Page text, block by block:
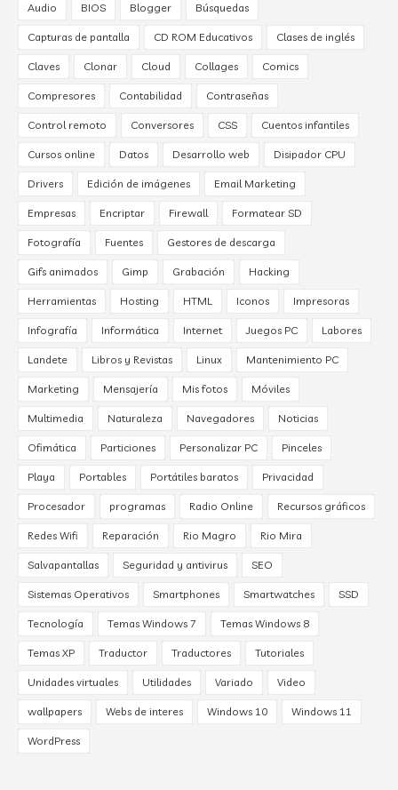
Audio BIOS Blogger Búsquedas
Capturas de pantalla CD ROM Educativos Clases de inglés
Claves Clonar Cloud Collages Comics
Compresores Contabilidad Contraseñas
Control remoto Conversores CSS Cuentos infantiles
Cursos online Datos Desarrollo web Disipador CPU
Drivers Edición de imágenes Email Marketing
Empresas Encriptar Firewall Formatear SD
Fotografía Fuentes Gestores de descarga
Gifs animados Gimp Grabación Hacking
Herramientas Hosting HTML Iconos Impresoras
Infografía Informática Internet Juegos PC Labores
Landete Libros y Revistas Linux Mantenimiento PC
Marketing Mensajería Mis fotos Móviles
Multimedia Naturaleza Navegadores Noticias
Ofimática Particiones Personalizar PC Pinceles
Playa Portables Portátiles baratos Privacidad
Procesador programas Radio Online Recursos gráficos
Redes Wifi Reparación Rio Magro Rio Mira
Salvapantallas Seguridad y antivirus SEO
Sistemas Operativos Smartphones Smartwatches SSD
Tecnología Temas Windows 7 Temas Windows 8
Temas XP Traductor Traductores Tutoriales
Unidades virtuales Utilidades Variado Video
wallpapers Webs de interes Windows 10 Windows 11
WordPress